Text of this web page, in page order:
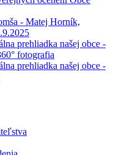
- Matej Horník,
prehliadka našej obce -
fotografia
prehliadka našej obce -